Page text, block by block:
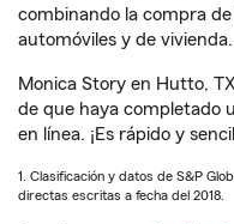
combinando la compra
automóviles y de vivienda.
Monica Story en Hutto,
de que haya completado
en línea. ¡Es rápido y
1. Clasificación y datos de S&P
directas escritas a fecha del 2018.